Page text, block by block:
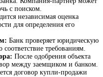
с поиском.
независимая оценка
для определения его
Банк проверяет юридическую
соответствие требованиям.
После одобрения объекта
между заемщиком и банком.
договор купли-продажи